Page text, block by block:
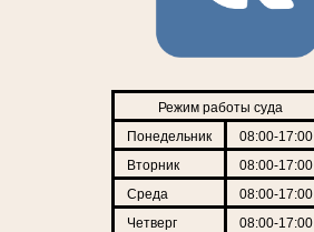
Режим работы суда
Понедельник
08:00-17:00
Вторник
08:00-17:00
Среда
08:00-17:00
Четверг
08:00-17:00